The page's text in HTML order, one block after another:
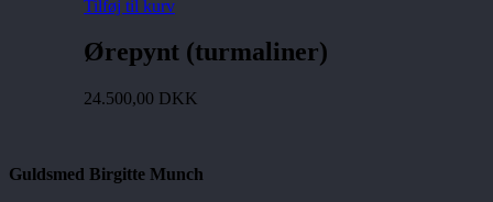
Tilføj til kurv
Ørepynt (turmaliner)
24.500,00 DKK
Guldsmed Birgitte Munch